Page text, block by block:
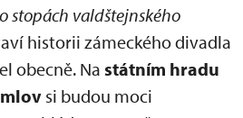
stopách valdštejnského
historii zámeckého divadla
obecně. Na státním hradu
si budou moci